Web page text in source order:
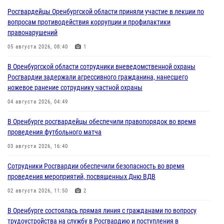
Росгвардейцы Оренбургской области приняли участие в лекции по
вопросам противодействия коррупции и профилактики
правонарушений
05 августа 2026, 08:40 1
В Оренбургской области сотрудники вневедомственной охраны
Росгвардии задержали агрессивного гражданина, нанесшего
ножевое ранение сотруднику частной охраны
04 августа 2026, 04:49
В Оренбурге росгвардейцы обеспечили правопорядок во время
проведения футбольного матча
03 августа 2026, 16:40
Сотрудники Росгвардии обеспечили безопасность во время
проведения мероприятий, посвященных Дню ВДВ
02 августа 2026, 11:50 2
В Оренбурге состоялась прямая линия с гражданами по вопросу
трудоустройства на службу в Росгвардию и поступления в